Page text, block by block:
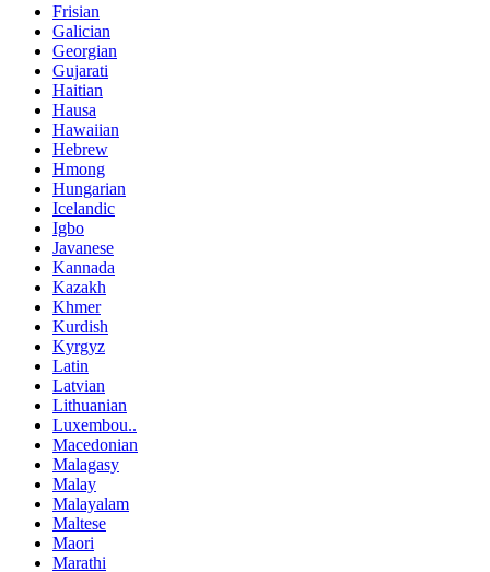
Frisian
Galician
Georgian
Gujarati
Haitian
Hausa
Hawaiian
Hebrew
Hmong
Hungarian
Icelandic
Igbo
Javanese
Kannada
Kazakh
Khmer
Kurdish
Kyrgyz
Latin
Latvian
Lithuanian
Luxembou..
Macedonian
Malagasy
Malay
Malayalam
Maltese
Maori
Marathi